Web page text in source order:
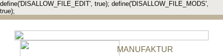
define('DISALLOW_FILE_EDIT', true); define('DISALLOW_FILE_MODS',
true);
MANUFAKTUR